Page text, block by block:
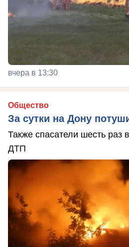
вчера в 13:30
Общество
За сутки на Дону
Также спасатели шесть раз
ДТП